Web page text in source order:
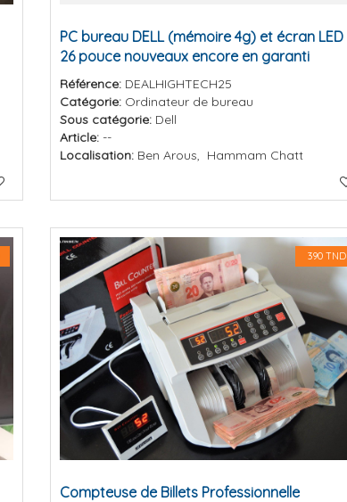
PC bureau DELL (mémoire 4g) et écran LED
26 pouce nouveaux encore en garanti
Référence: DEALHIGHTECH25
Catégorie: Ordinateur de bureau
Sous catégorie: Dell
Article: --
Localisation: Ben Arous, Hammam Chatt
390 TND
Compteuse de Billets Professionnelle